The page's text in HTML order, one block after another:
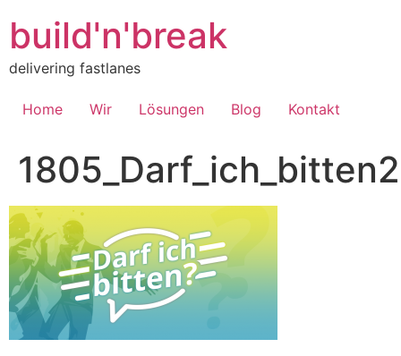
springen
build'n'break
delivering fastlanes
Home Wir Lösungen Blog Kontakt
1805_Darf_ich_bitten2